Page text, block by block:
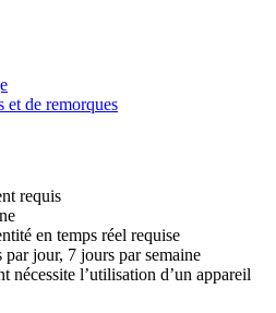
et de remorques
requis
en temps réel requise
par jour, 7 jours par semaine
nécessite l’utilisation d’un appareil